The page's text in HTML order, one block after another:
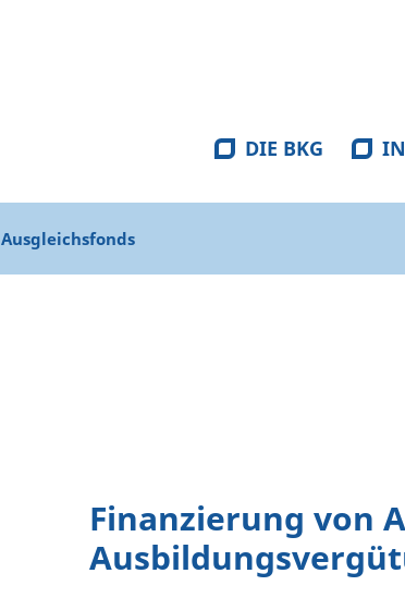
DIE BKG
Ausgleichsfonds
Finanzierung von